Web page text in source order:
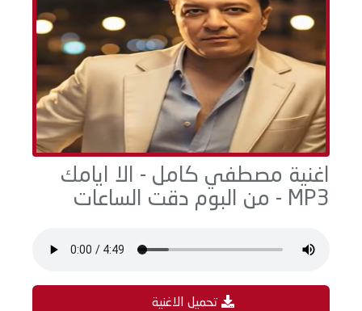
اغنية مصطفي كامل - الا ايامك
MP3 - من البوم دقت الساعات
تحميل الاغنية